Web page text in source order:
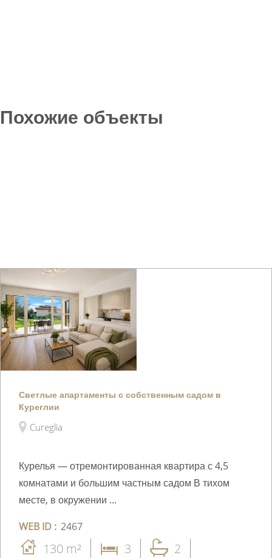
Похожие объекты
Светлые апартаменты с собственным садом в
Куреглии
Cureglia
Курелья — отремонтированная квартира с 4,5
комнатами и большим частным садом В тихом
месте, в окружении ...
WEB ID : 2467
130 m² 3 2